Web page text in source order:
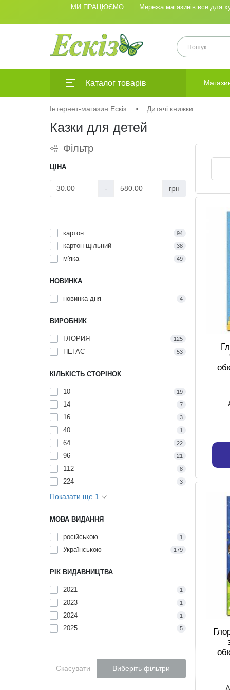
МИ ПРАЦЮЄМО Мережа магазинів все для
Каталог товарів
Інтернет-магазин Ескіз Дитячі книжки
Казки для детей
Фільтр
ЦІНА
- грн
картон 94
картон щільний 38
м'яка 49
НОВИНКА
новинка дня 4
ВИРОБНИК
ГЛОРИЯ 125
ПЕГАС 53
КІЛЬКІСТЬ СТОРІНОК
10 19
14 7
16 3
40 1
64 22
96 21
112 8
224 3
Показати ще 1
МОВА ВИДАННЯ
російською 1
Українською 179
РІК ВИДАВНИЦТВА
2021 1
2023 1
2024 1
2025 5
Скасувати Виберіть фільтри